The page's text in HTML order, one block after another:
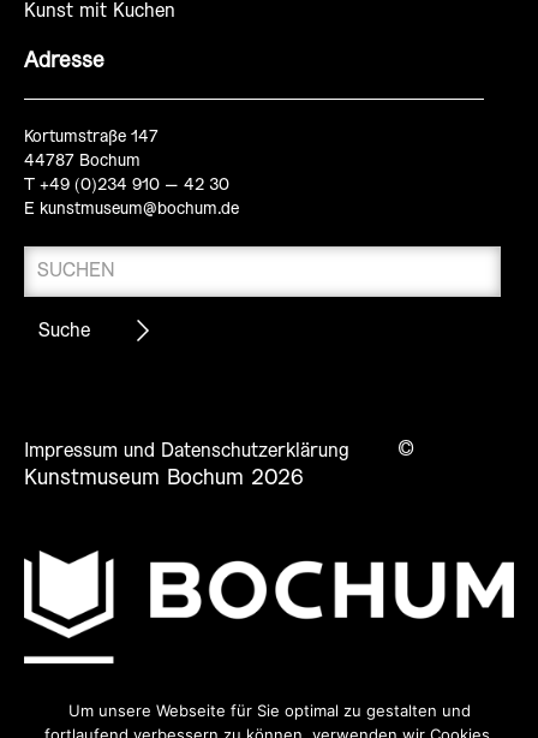
Kunst mit Kuchen
Adresse
Kortumstraße 147
44787 Bochum
T +49 (0)234 910 – 42 30
E kunstmuseum@bochum.de
Impressum und Datenschutzerklärung
©
Kunstmuseum Bochum 2026
Um unsere Webseite für Sie optimal zu gestalten und